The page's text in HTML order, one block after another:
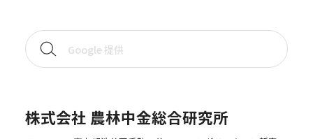
株式会社 農林中金総合研究所